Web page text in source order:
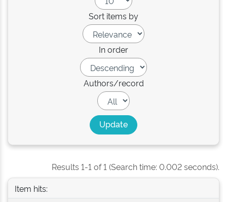
Sort items by
In order
Authors/record
Results 1-1 of 1 (Search time: 0.002 seconds).
Item hits: